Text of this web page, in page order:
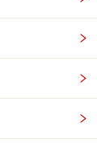
る親企業の
ていった。
素直に聞い
な安定した環